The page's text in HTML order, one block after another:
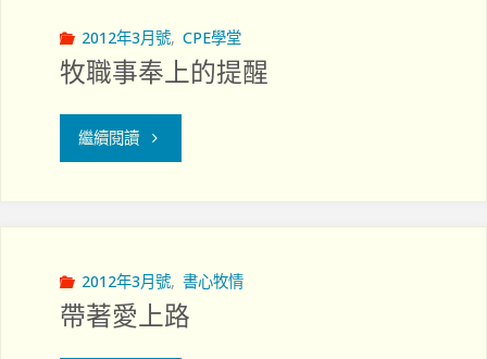
里
路
–
儀"
2012年3月號, CPE學堂
牧職事奉上的提醒
繼續閱讀"牧
奉
上
2012年3月號, 書心牧情
帶著愛上路